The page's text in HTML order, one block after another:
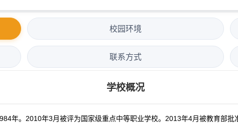
校园环境
联系方式
学校概况
。2010年3月被评为国家级重点中等职业学校。2013年4月被教育部批